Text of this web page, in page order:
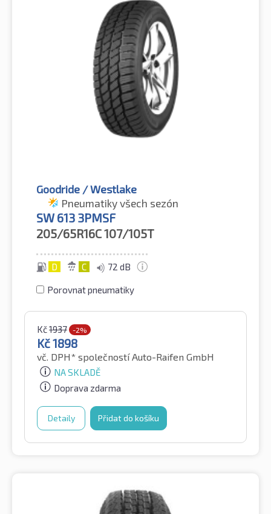
Goodride / Westlake
Pneumatiky všech sezón
SW 613 3PMSF
205/65R16C107/105T
D C 72 dB
Porovnat pneumatiky
Kč1937 -2%
Kč1898
vč. DPH* společností Auto-Raifen GmbH
NA SKLADĚ
Doprava zdarma
Detaily Přidat do košíku